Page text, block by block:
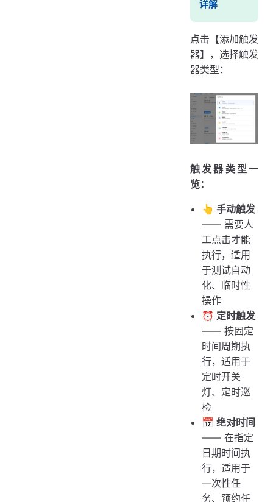
详解
点击【添加触发
器】，选择触发
器类型：
触发器类型一
览：
👆 手动触发
—— 需要人
工点击才能
执行，适用
于测试自动
化、临时性
操作
⏰ 定时触发
—— 按固定
时间周期执
行，适用于
定时开关
灯、定时巡
检
📅 绝对时间
—— 在指定
日期时间执
行，适用于
一次性任
务、预约任